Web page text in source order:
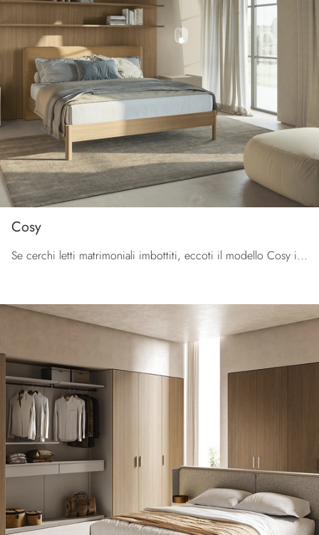
Cosy
Se cerchi letti matrimoniali imbottiti, eccoti il modello Cosy in tessuto per valorizzare la zona notte.